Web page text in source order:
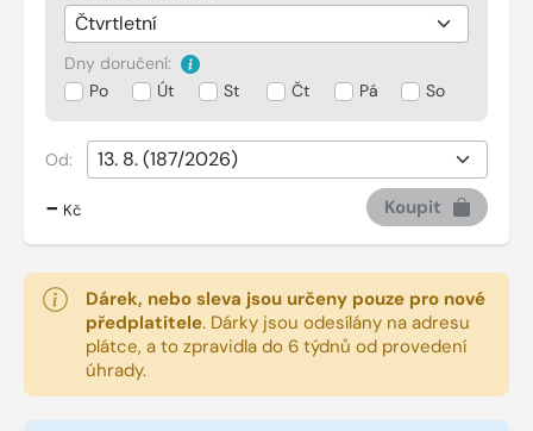
Dny doručení:
Po
Út St Čt Pá So
Od:
- Kč Koupit
Dárek, nebo sleva jsou určeny pouze pro nové
předplatitele. Dárky jsou odesílány na adresu
plátce, a to zpravidla do 6 týdnů od provedení
úhrady.